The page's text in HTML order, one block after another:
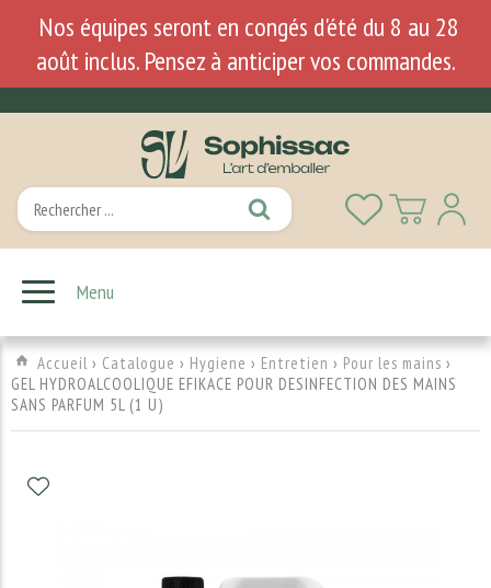
Nos équipes seront en congés d'été du 8 au 28
août inclus. Pensez à anticiper vos commandes.
Menu
Accueil › Catalogue › Hygiene › Entretien › Pour les mains ›
GEL HYDROALCOOLIQUE EFIKACE POUR DESINFECTION DES MAINS
SANS PARFUM 5L (1 U)